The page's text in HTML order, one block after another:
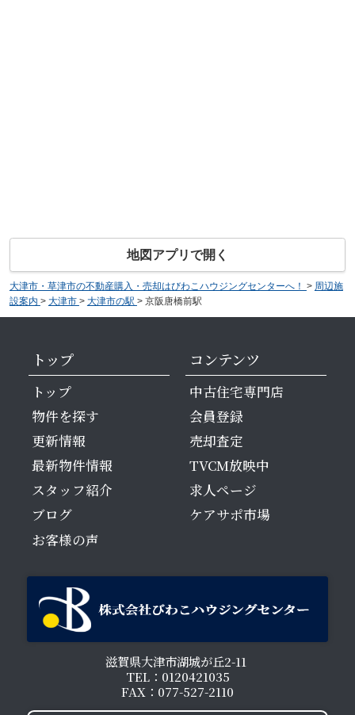
地図アプリで開く
大津市・草津市の不動産購入・売却はびわこハウジングセンターへ！ > 周辺施
設案内 > 大津市 > 大津市の駅 > 京阪唐橋前駅
トップ
トップ
物件を探す
更新情報
最新物件情報
スタッフ紹介
ブログ
お客様の声
コンテンツ
中古住宅専門店
会員登録
売却査定
TVCM放映中
求人ページ
ケアサポ市場
滋賀県大津市湖城が丘2-11
TEL：0120421035
FAX：077-527-2110